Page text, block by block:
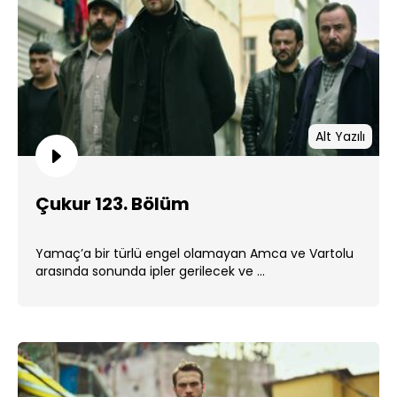
Alt Yazılı
Çukur 123. Bölüm
Yamaç’a bir türlü engel olamayan Amca ve Vartolu
arasında sonunda ipler gerilecek ve ...